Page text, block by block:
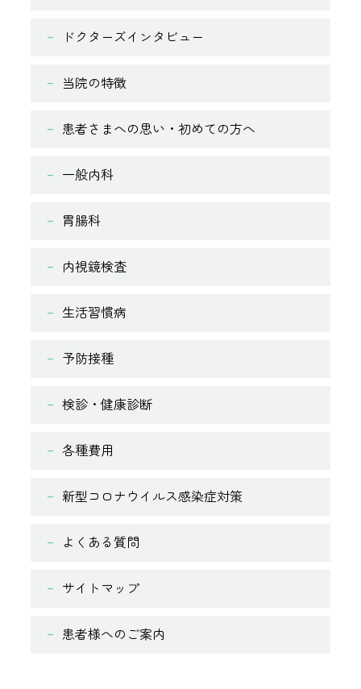
ドクターズインタビュー
当院の特徴
患者さまへの思い・初めての方へ
一般内科
胃腸科
内視鏡検査
生活習慣病
予防接種
検診・健康診断
各種費用
新型コロナウイルス感染症対策
よくある質問
サイトマップ
患者様へのご案内